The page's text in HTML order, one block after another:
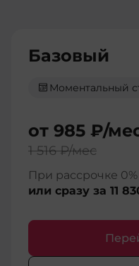
Базовый
Моментальный
от 985 ₽/
1 516 ₽/мес
При рассрочке
или сразу за 11